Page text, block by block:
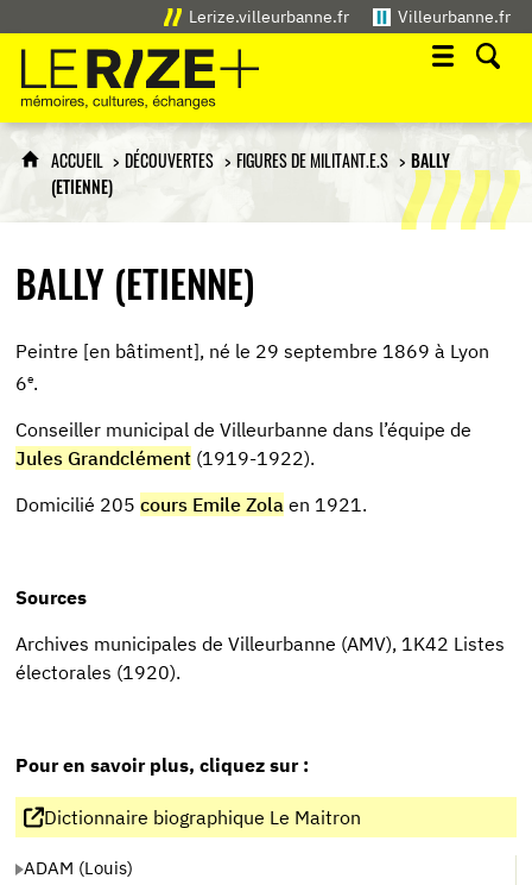
Lerize.villeurbanne.fr Villeurbanne.fr
Le Rize+
mémoires, cultures, échanges
ACCUEIL DÉCOUVERTES FIGURES DE MILITANT.E.S
BALLY
(ETIENNE)
BALLY (ETIENNE)
Peintre [en bâtiment], né le 29 septembre 1869 à Lyon
6e.
Conseiller municipal de Villeurbanne dans l’équipe de
Jules Grandclément (1919-1922).
Domicilié 205cours Emile Zola en 1921.
Sources
Archives municipales de Villeurbanne (AMV), 1K42 Listes
électorales (1920).
Pour en savoir plus, cliquez sur :
Dictionnaire biographique Le Maitron
ADAM (Louis)